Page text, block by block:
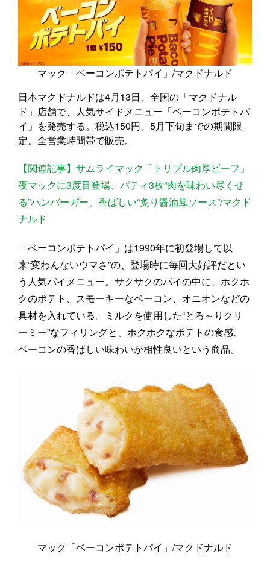
マック「ベーコンポテトパイ」/マクドナルド
日本マクドナルドは4月13日、全国の「マクドナル
ド」店舗で、人気サイドメニュー「ベーコンポテトパ
イ」を発売する。税込150円、5月下旬までの期間限
定。全営業時間帯で販売。
【関連記事】サムライマック「トリプル肉厚ビーフ」
夜マックに3度目登場、パティ3枚“肉を味わい尽くせ
る”ハンバーガー、香ばしい“炙り醤油風ソース”/マクド
ナルド
「ベーコンポテトパイ」は1990年に初登場して以
来“変わんないウマさ”の、登場時に毎回大好評だとい
う人気パイメニュー。サクサクのパイの中に、ホクホ
クのポテト、スモーキーなベーコン、オニオンなどの
具材を入れている。ミルクを使用した“とろ～りクリ
ーミー”なフィリングと、ホクホクなポテトの食感、
ベーコンの香ばしい味わいが相性良いという商品。
マック「ベーコンポテトパイ」/マクドナルド